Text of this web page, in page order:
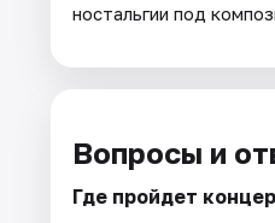
ностальгии под
Вопросы и
Где пройдет